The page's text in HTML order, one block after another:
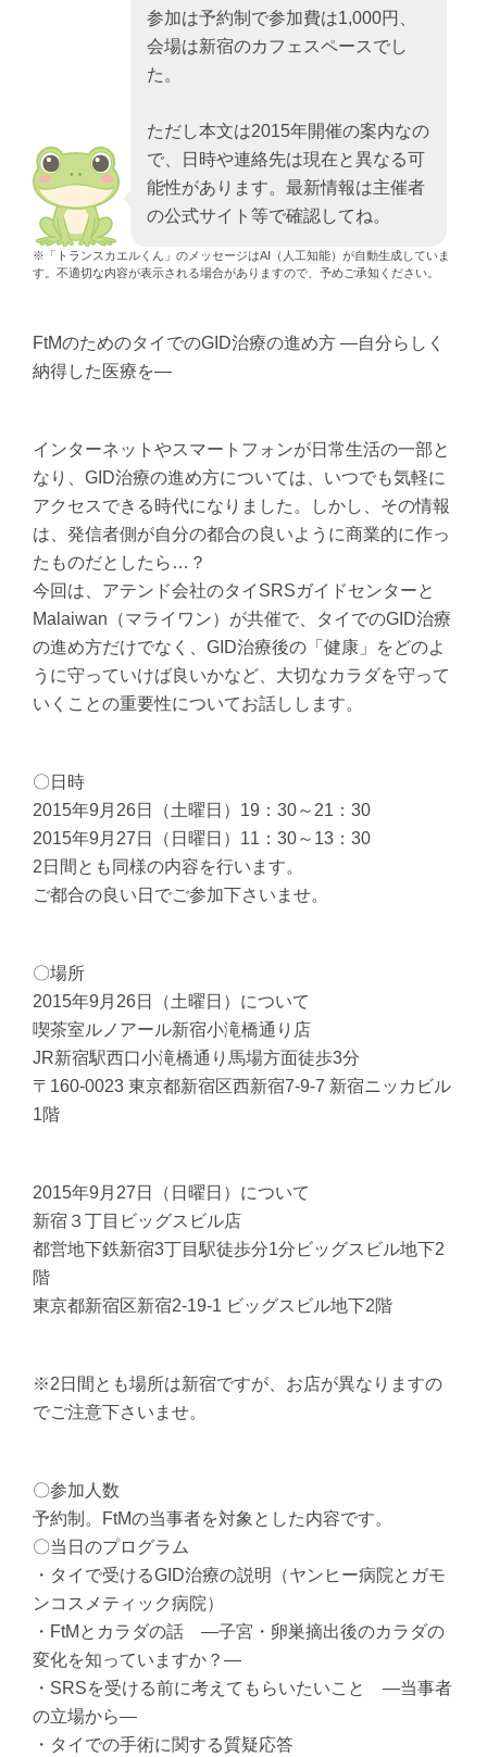
参加は予約制で参加費は1,000円、
会場は新宿のカフェスペースでし
た。
ただし本文は2015年開催の案内なの
で、日時や連絡先は現在と異なる可
能性があります。最新情報は主催者
の公式サイト等で確認してね。
※「トランスカエルくん」のメッセージはAI（人工知能）が自動生成していま
す。不適切な内容が表示される場合がありますので、予めご承知ください。
FtMのためのタイでのGID治療の進め方 ―自分らしく
納得した医療を―
インターネットやスマートフォンが日常生活の一部と
なり、GID治療の進め方については、いつでも気軽に
アクセスできる時代になりました。しかし、その情報
は、発信者側が自分の都合の良いように商業的に作っ
たものだとしたら…？
今回は、アテンド会社のタイSRSガイドセンターと
Malaiwan（マライワン）が共催で、タイでのGID治療
の進め方だけでなく、GID治療後の「健康」をどのよ
うに守っていけば良いかなど、大切なカラダを守って
いくことの重要性についてお話しします。
〇日時
2015年9月26日（土曜日）19：30～21：30
2015年9月27日（日曜日）11：30～13：30
2日間とも同様の内容を行います。
ご都合の良い日でご参加下さいませ。
〇場所
2015年9月26日（土曜日）について
喫茶室ルノアール新宿小滝橋通り店
JR新宿駅西口小滝橋通り馬場方面徒歩3分
〒160-0023 東京都新宿区西新宿7-9-7 新宿ニッカビル
1階
2015年9月27日（日曜日）について
新宿３丁目ビッグスビル店
都営地下鉄新宿3丁目駅徒歩分1分ビッグスビル地下2
階
東京都新宿区新宿2-19-1 ビッグスビル地下2階
※2日間とも場所は新宿ですが、お店が異なりますの
でご注意下さいませ。
〇参加人数
予約制。FtMの当事者を対象とした内容です。
〇当日のプログラム
・タイで受けるGID治療の説明（ヤンヒー病院とガモ
ンコスメティック病院）
・FtMとカラダの話 ―子宮・卵巣摘出後のカラダの
変化を知っていますか？―
・SRSを受ける前に考えてもらいたいこと ―当事者
の立場から―
・タイでの手術に関する質疑応答